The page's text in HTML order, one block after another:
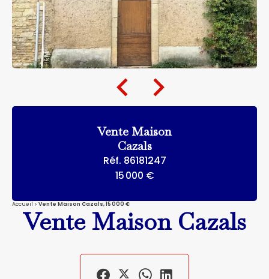
Vente Maison
Cazals
Réf. 86181247
15 000 €
Accueil Vente Maison Cazals, 15 000 €
Vente Maison Cazals